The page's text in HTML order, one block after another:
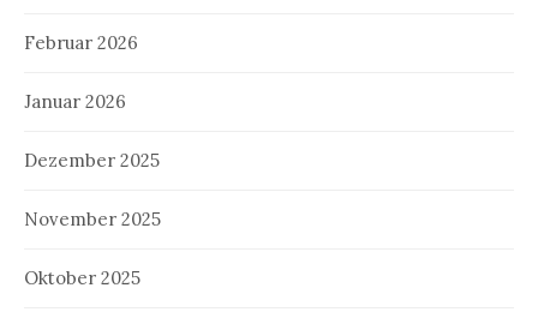
Februar 2026
Januar 2026
Dezember 2025
November 2025
Oktober 2025